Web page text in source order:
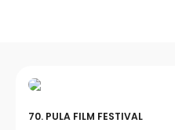
70. PULA FILM FESTIVAL